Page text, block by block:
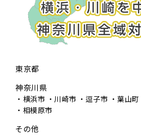
東京都
神奈川県
横浜市 川崎市 逗子市 葉山町
相模原市
その他